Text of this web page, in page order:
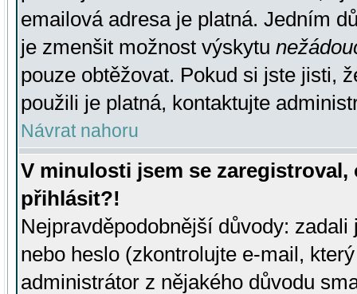
emailová adresa je platná. Jedním
je zmenšit možnost výskytu
pouze obtěžovat. Pokud si jste jisti,
použili je platná, kontaktujte
Návrat nahoru
V minulosti jsem se
přihlásit?!
Nejpravděpodobnější důvody:
nebo heslo (zkontrolujte e-mail,
administrátor z nějakého důvodu